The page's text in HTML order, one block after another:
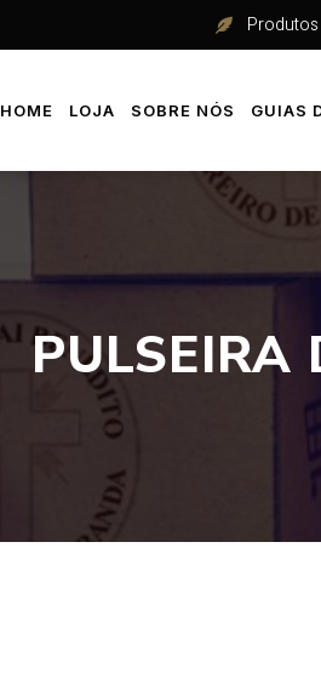
HOME LOJA SOBRE NÓS GUIAS
PULSEIRA